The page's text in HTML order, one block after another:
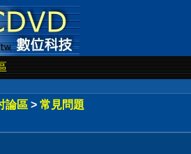
論區 > 常見問題